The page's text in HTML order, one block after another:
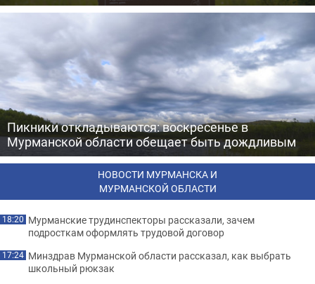
Пикники откладываются: воскресенье в
Мурманской области обещает быть дождливым
НОВОСТИ МУРМАНСКА И
МУРМАНСКОЙ ОБЛАСТИ
18:20 Мурманские трудинспекторы рассказали, зачем
подросткам оформлять трудовой договор
17:24 Минздрав Мурманской области рассказал, как выбрать
школьный рюкзак